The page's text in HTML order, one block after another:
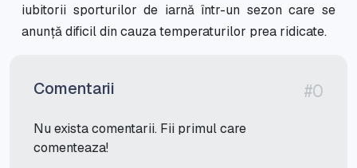
iubitorii sporturilor de iarnă într-un sezon care se
anunță dificil din cauza temperaturilor prea ridicate.
Comentarii #0
Nu exista comentarii. Fii primul care
comenteaza!